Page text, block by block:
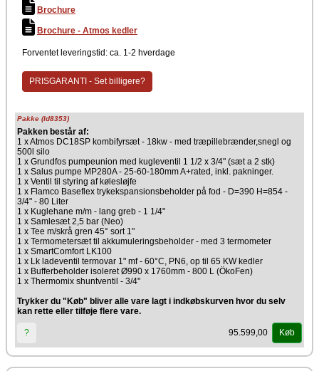
Nem vedligehold og drift
Nem rengøring
Keramisk brændkammer og optimal forgasningsproces
Moderne teknologi
Lavt strømforbrug
side
Stor indfyringslåge
Brochure
Brochure - Atmos kedler
Forventet leveringstid: ca. 1-2 hverdage
PRISGARANTI - Set billigere?
Pakke (Id8353)
Pakken består af:
1 x Atmos DC18SP kombifyrsæt - 18kw - med træpillebrænder,snegl og
500l silo
1 x Grundfos pumpeunion med kugleventil 1 1/2 x 3/4" (sæt a 2 stk)
1 x Salus pumpe MP280A - 25-60-180mm A+rated, inkl. pakninger.
1 x Ventil til styring af kølesløjfe
1 x Flamco Baseflex trykekspansionsbeholder på fod - D=390 H=854 -
3/4" - 80 Liter
1 x Kuglehane m/m - lang greb - 1 1/4"
1 x Samlesæt 2,5 bar (Neo)
1 x Tee m/skrå gren 45° sort 1"
1 x Termometersæt til akkumuleringsbeholder - med 3 termometer
1 x SmartComfort LK100
1 x Lk ladeventil termovar 1" mf - 60°C, PN6, op til 65 KW kedler
1 x Bufferbeholder isoleret Ø990 x 1760mm - 800 L (ÖkoFen)
1 x Thermomix shuntventil - 3/4"
Trykker du "Køb" bliver alle vare lagt i indkøbskurven hvor du selv
kan rette eller tilføje flere vare.
? 95.599,00 Køb